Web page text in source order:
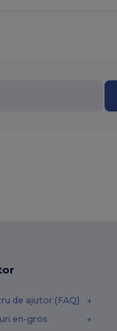
de ajutor (FAQ)
en-gros